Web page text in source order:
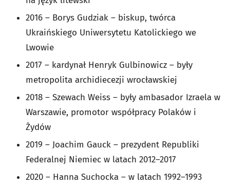
2016 – Borys Gudziak – biskup, twórca
Ukraińskiego Uniwersytetu Katolickiego we
Lwowie
2017 – kardynał Henryk Gulbinowicz – były
metropolita archidiecezji wrocławskiej
2018 – Szewach Weiss – były ambasador Izraela w
Warszawie, promotor współpracy Polaków i
Żydów
2019 – Joachim Gauck – prezydent Republiki
Federalnej Niemiec w latach 2012–2017
2020 – Hanna Suchocka – w latach 1992–1993